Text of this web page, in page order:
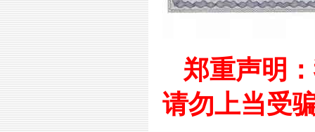
郑重声明
请勿上当受